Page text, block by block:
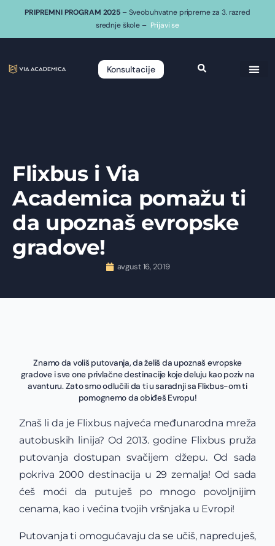
PRIPREMNI PROGRAM 2025 – Sveobuhvatne pripreme za 3. razred
srednje škole – Prijavi se
Konsultacije
Flixbus i Via
Academica pomažu ti
da upoznaš evropske
gradove!
avgust 16, 2019
Znamo da voliš putovanja, da želiš da upoznaš evropske
gradove i sve one privlačne destinacije koje deluju kao poziv na
avanturu. Zato smo odlučili da ti u saradnji sa Flixbus-om ti
pomognemo da obiđeš Evropu!
Znaš li da je Flixbus najveća međunarodna mreža
autobuskih linija? Od 2013. godine Flixbus pruža
putovanja dostupan svačijem džepu. Od sada
pokriva 2000 destinacija u 29 zemalja! Od sada
ćeš moći da putuješ po mnogo povoljnijim
cenama, kao i većina tvojih vršnjaka u Evropi!
Putovanja ti omogućavaju da se učiš, napreduješ,